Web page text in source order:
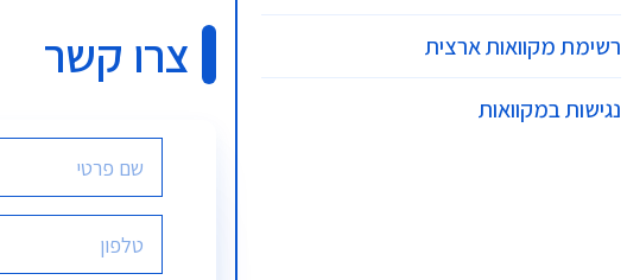
צרו קשר רשימת מקוואות ארצית
נגישות במקוואות